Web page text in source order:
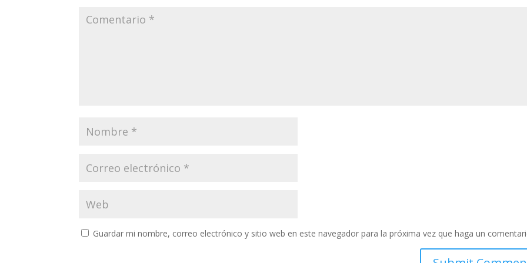
Guardar mi nombre, correo electrónico y sitio web en este navegador para la próxima vez que haga un